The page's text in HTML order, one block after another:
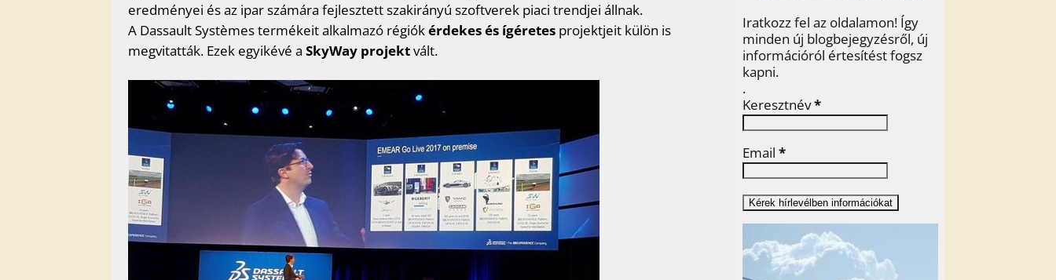
eredményei és az ipar számára fejlesztett szakirányú szoftverek piaci trendjei állnak.
A Dassault Systèmes termékeit alkalmazó régiókérdekes és ígéretes projektjeit külön is
megvitatták. Ezek egyikévé aSkyWay projektvált.
Iratkozz fel az oldalamon! Így
minden új blogbejegyzésről, új
információról értesítést fogsz
kapni.
.
Keresztnév*
Email *